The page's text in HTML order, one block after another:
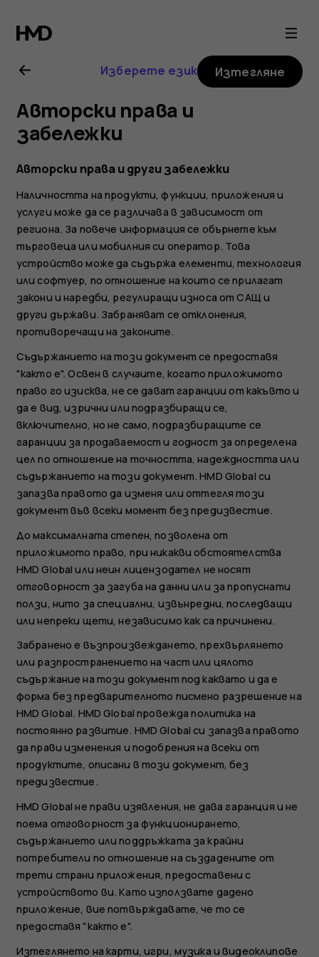
Ръководство
на
потребителя
за
Nokia
6.2
Изберете език Изтегляне
Авторски права и
забележки
Авторски права и други забележки
Наличността на продукти, функции, приложения и
услуги може да се различава в зависимост от
региона. За повече информация се обърнете към
търговеца или мобилния си оператор. Това
устройство може да съдържа елементи, технология
или софтуер, по отношение на които се прилагат
закони и наредби, регулиращи износа от САЩ и
други държави. Забраняват се отклонения,
противоречащи на законите.
Съдържанието на този документ се предоставя
"както е". Освен в случаите, когато приложимото
право го изисква, не се дават гаранции от какъвто и
да е вид, изрични или подразбиращи се,
включително, но не само, подразбиращите се
гаранции за продаваемост и годност за определена
цел по отношение на точността, надеждността или
съдържанието на този документ. HMD Global си
запазва правото да изменя или оттегля този
документ във всеки момент без предизвестие.
До максималната степен, позволена от
приложимото право, при никакви обстоятелства
HMD Global или неин лицензодател не носят
отговорност за загуба на данни или за пропуснати
ползи, нито за специални, извънредни, последващи
или непреки щети, независимо как са причинени.
Забранено е възпроизвеждането, прехвърлянето
или разпространението на част или цялото
съдържание на този документ под каквато и да e
форма без предварителното писмено разрешение на
HMD Global. HMD Global провежда политика на
постоянно развитие. HMD Global си запазва правото
да прави изменения и подобрения на всеки от
продуктите, описани в този документ, без
предизвестие.
HMD Global не прави изявления, не дава гаранция и не
поема отговорност за функционирането,
съдържанието или поддръжката за крайни
потребители по отношение на създадените от
трети страни приложения, предоставени с
устройството ви. Като използвате дадено
приложение, вие потвърждавате, че то се
предоставя "както е".
Изтеглянето на карти, игри, музика и видеоклипове